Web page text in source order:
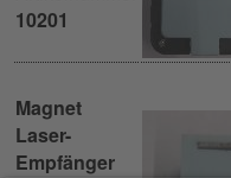
10201
Magnet
Laser-
Empfänger